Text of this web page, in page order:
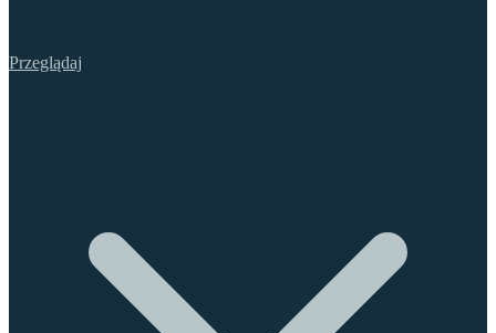
Przeglądaj